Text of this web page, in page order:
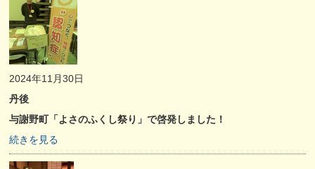
2024年11月30日
丹後
与謝野町「よさのふくし祭り」で啓発しました！
続きを見る